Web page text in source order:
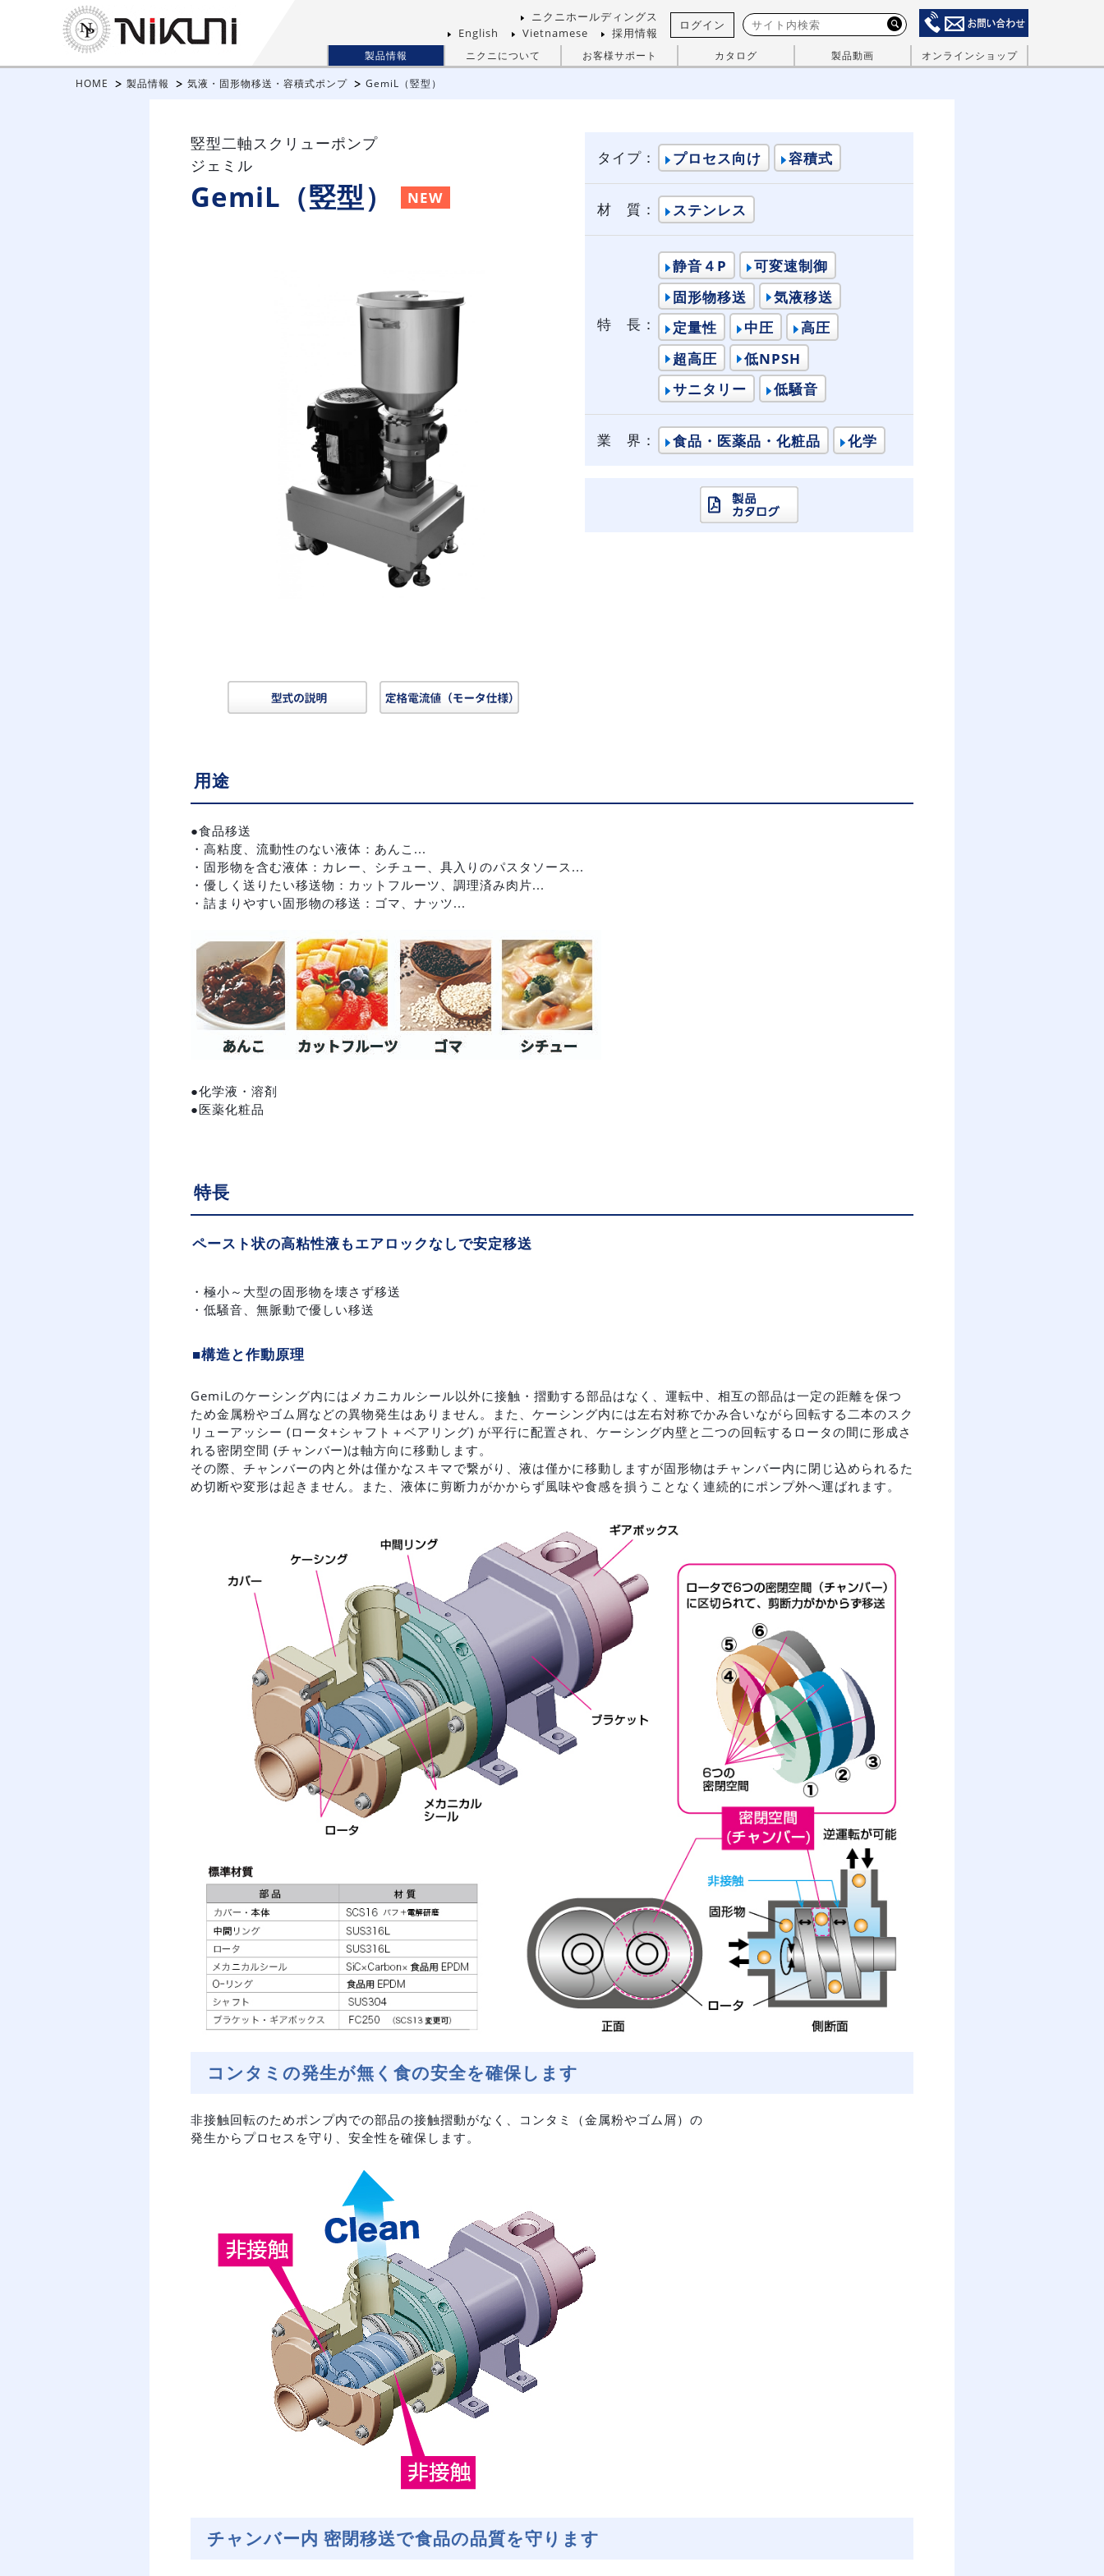
ニクニホールディングス
English
Vietnamese 採用情報
ログイン
製品情報 ニクニについて お客様サポート カタログ 製品動画 オンラインショップ
HOME 製品情報 気液・固形物移送・容積式ポンプ GemiL（竪型）
竪型二軸スクリューポンプ
ジェミル
GemiL（竪型） NEW
タイプ： プロセス向け 容積式
材 質： ステンレス
特 長：
静音４P
可変速制御
固形物移送
気液移送
定量性
中圧
高圧
超高圧
低NPSH
サニタリー
低騒音
業 界： 食品・医薬品・化粧品 化学
用途
●食品移送
・高粘度、流動性のない液体：あんこ...
・固形物を含む液体：カレー、シチュー、具入りのパスタソース...
・優しく送りたい移送物：カットフルーツ、調理済み肉片...
・詰まりやすい固形物の移送：ゴマ、ナッツ...
●化学液・溶剤
●医薬化粧品
特長
ペースト状の高粘性液もエアロックなしで安定移送
・極小～大型の固形物を壊さず移送
・低騒音、無脈動で優しい移送
■構造と作動原理
GemiLのケーシング内にはメカニカルシール以外に接触・摺動する部品はなく、運転中、相互の部品は一定の距離を保つ
ため金属粉やゴム屑などの異物発生はありません。また、ケーシング内には左右対称でかみ合いながら回転する二本のスク
リューアッシー (ロータ+シャフト＋ベアリング) が平行に配置され、ケーシング内壁と二つの回転するロータの間に形成さ
れる密閉空間 (チャンバー)は軸方向に移動します。
その際、チャンバーの内と外は僅かなスキマで繋がり、液は僅かに移動しますが固形物はチャンバー内に閉じ込められるた
め切断や変形は起きません。また、液体に剪断力がかからず風味や食感を損うことなく連続的にポンプ外へ運ばれます。
コンタミの発生が無く食の安全を確保します
非接触回転のためポンプ内での部品の接触摺動がなく、コンタミ（金属粉やゴム屑）の
発生からプロセスを守り、安全性を確保します。
チャンバー内 密閉移送で食品の品質を守ります